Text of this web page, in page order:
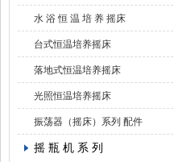
水 浴 恒 温 培 养 摇床
台式恒温培养摇床
落地式恒温培养摇床
光照恒温培养摇床
振荡器（摇床）系列 配件
摇 瓶 机 系 列